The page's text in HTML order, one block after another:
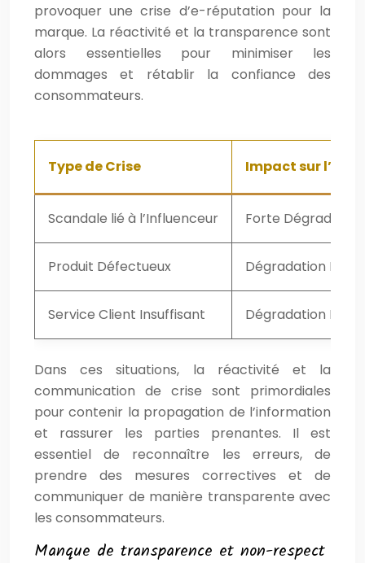
provoquer une crise d’e-réputation pour la
marque. La réactivité et la transparence sont
alors essentielles pour minimiser les
dommages et rétablir la confiance des
consommateurs.
Type de Crise Impact sur l’E-
Scandale lié à l’Influenceur Forte Dégradation
Produit Défectueux Dégradation
Service Client Insuffisant Dégradation
Dans ces situations, la réactivité et la
communication de crise sont primordiales
pour contenir la propagation de l’information
et rassurer les parties prenantes. Il est
essentiel de reconnaître les erreurs, de
prendre des mesures correctives et de
communiquer de manière transparente avec
les consommateurs.
Manque de transparence et non-respect